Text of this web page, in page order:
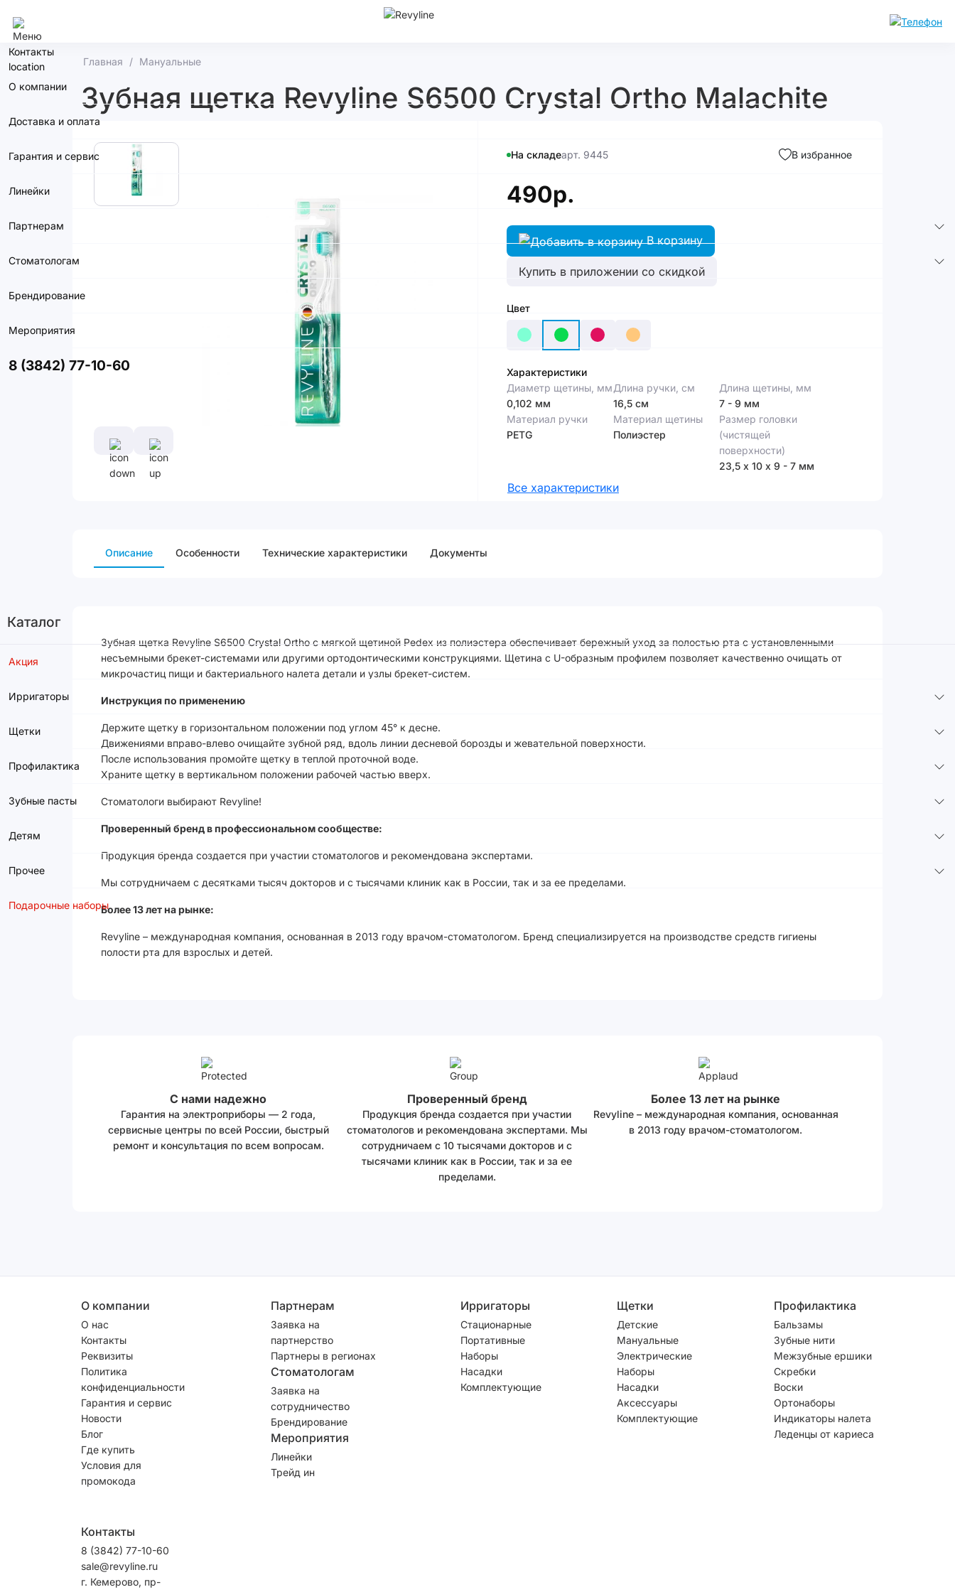
Контакты
О компании
Доставка и оплата
Гарантия и сервис
Линейки
Партнерам
Стоматологам
Брендирование
Мероприятия
8 (3842) 77-10-60
Каталог
Акция
Ирригаторы
Щетки
Профилактика
Зубные пасты
Детям
Прочее
Подарочные наборы
Главная Мануальные
Зубная щетка Revyline S6500 Crystal Ortho Malachite
На складеарт. 9445 В избранное
490р.
В корзину
Купить в приложении со скидкой
Цвет
Характеристики
Диаметр щетины, мм
0,102 мм
Длина ручки, см
16,5 см
Длина щетины, мм
7 - 9 мм
Материал ручки
PETG
Материал щетины
Полиэстер
Размер головки
(чистящей
поверхности)
23,5 х 10 х 9 - 7 мм
Все характеристики
Описание Особенности Технические характеристики Документы
Зубная щетка Revyline S6500 Crystal Ortho с мягкой щетиной Pedex из полиэстера обеспечивает бережный уход за полостью рта с установленными
несъемными брекет-системами или другими ортодонтическими конструкциями. Щетина с U-образным профилем позволяет качественно очищать от
микрочастиц пищи и бактериального налета детали и узлы брекет-систем.
Инструкция по применению
Держите щетку в горизонтальном положении под углом 45° к десне.
Движениями вправо-влево очищайте зубной ряд, вдоль линии десневой борозды и жевательной поверхности.
После использования промойте щетку в теплой проточной воде.
Храните щетку в вертикальном положении рабочей частью вверх.
Стоматологи выбирают Revyline!
Проверенный бренд в профессиональном сообществе:
Продукция бренда создается при участии стоматологов и рекомендована экспертами.
Мы сотрудничаем с десятками тысяч докторов и с тысячами клиник как в России, так и за ее пределами.
Более 13 лет на рынке:
Revyline – международная компания, основанная в 2013 году врачом-стоматологом. Бренд специализируется на производстве средств гигиены
полости рта для взрослых и детей.
С нами надежно
Гарантия на электроприборы — 2 года,
сервисные центры по всей России, быстрый
ремонт и консультация по всем вопросам.
Проверенный бренд
Продукция бренда создается при участии
стоматологов и рекомендована экспертами. Мы
сотрудничаем с 10 тысячами докторов и с
тысячами клиник как в России, так и за ее
пределами.
Более 13 лет на рынке
Revyline – международная компания, основанная
в 2013 году врачом-стоматологом.
О компании
О нас
Контакты
Реквизиты
Политика
конфиденциальности
Гарантия и сервис
Новости
Блог
Где купить
Условия для
промокода
Партнерам
Заявка на
партнерство
Партнеры в регионах
Стоматологам
Заявка на
сотрудничество
Брендирование
Мероприятия
Линейки
Трейд ин
Ирригаторы
Стационарные
Портативные
Наборы
Насадки
Комплектующие
Щетки
Детские
Мануальные
Электрические
Наборы
Насадки
Аксессуары
Комплектующие
Профилактика
Бальзамы
Зубные нити
Межзубные ершики
Скребки
Воски
Ортонаборы
Индикаторы налета
Леденцы от кариеса
Контакты
8 (3842) 77-10-60
sale@revyline.ru
г. Кемерово, пр-